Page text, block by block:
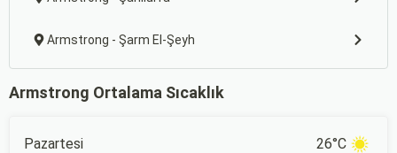
Armstrong - Şarm El-Şeyh
Armstrong Ortalama Sıcaklık
Pazartesi 26°C